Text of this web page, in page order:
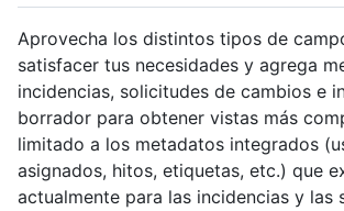
Aprovecha los distintos tipos de
satisfacer tus necesidades y agrega
incidencias, solicitudes de cambios e
borrador para obtener vistas más
limitado a los metadatos integrados
asignados, hitos, etiquetas, etc.) que
actualmente para las incidencias y las